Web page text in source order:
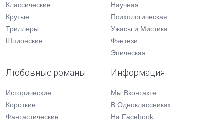
Классические
Крутые
Триллеры
Шпионские
Научная
Психологическая
Ужасы и Мистика
Фэнтези
Эпическая
Любовные романы
Исторические
Короткие
Фантастические
Информация
Мы Вконтакте
В Одноклассниках
На Facebook